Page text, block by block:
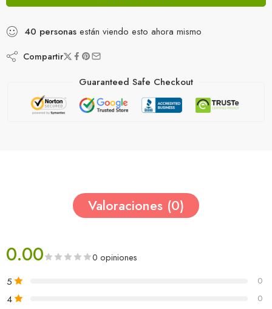
40 personas están viendo esto ahora mismo
Compartir
Guaranteed Safe Checkout
Valoraciones (0)
0.00 0 opiniones
5 0
4 0